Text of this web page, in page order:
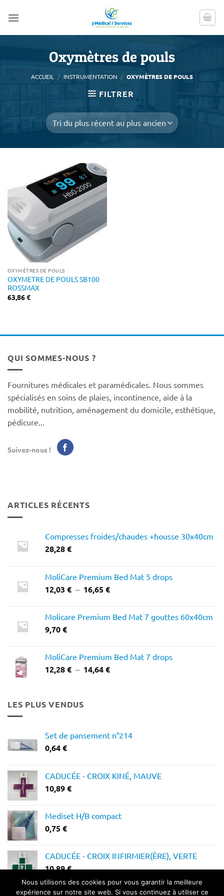
Oxymètres de pouls
ACCUEIL / INSTRUMENTATION / OXYMÈTRES DE POULS
FILTRER
OXYMÈTRES DE POULS
OXYMETRE DE POULS SB100
ROSSMAX
63,86€
QUI SOMMES-NOUS ?
Fournitures médicales et paramédicales. Nous sommes
spécialisés en soins de plaies, incontinence, aide à la
mobilité, nutrition, aménagement du domicile, esthétique,
pédicure...
Suivez-nous !
ARTICLES RÉCENTS
Compresses froides/chaudes +housse 30x40cm
28,28€
MoliCare Premium Bed Mat 5 drops
12,03 € – 16,65€Plage
12,03 €
Molicare Premium Bed Mat 7 gouttes 60x40cm
9,70€
MoliCare Premium Bed Mat 7 drops
12,28€ – 14,64€Plage
LES PLUS VENDUS
Set de pansement n°214
0,64€
CADUCÉE - CROIX KINÉ, MAUVE
10,89€
Mediset H/B compact
0,75€
CADUCÉE - CROIX INFIRMIER(ÈRE), VERTE
10,89€
Nous utilisons des cookies pour vous garantir la meilleure
expérience sur notre site web. Si vous continuez à utiliser ce